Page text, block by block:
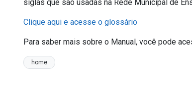
siglas que são usadas na Rede Municipal de
Clique aqui e acesse o glossário
Para saber mais sobre o Manual, você pode
home